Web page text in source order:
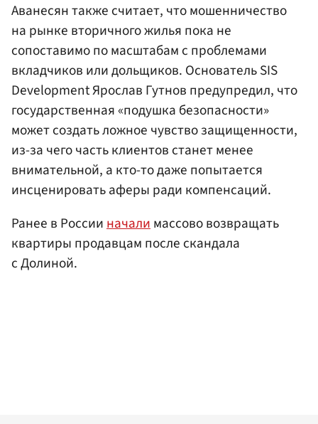
Аванесян также считает, что мошенничество
на рынке вторичного жилья пока не
сопоставимо по масштабам с проблемами
вкладчиков или дольщиков. Основатель SIS
Development Ярослав Гутнов предупредил, что
государственная «подушка безопасности»
может создать ложное чувство защищенности,
из-за чего часть клиентов станет менее
внимательной, а кто-то даже попытается
инсценировать аферы ради компенсаций.
Ранее в Россииначалимассово возвращать
квартиры продавцам после скандала
с Долиной.